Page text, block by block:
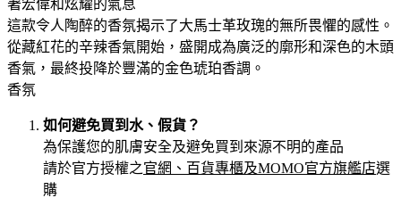
著宏偉和炫耀的氣息
這款令人陶醉的香氛揭示了大馬士革玫瑰的無所畏懼的感性。
從藏紅花的辛辣香氣開始，盛開成為廣泛的廓形和深色的木頭
香氣，最終投降於豐滿的金色琥珀香調。
香氛
如何避免買到水、假貨？
為保護您的肌膚安全及避免買到來源不明的產品
請於官方授權之官網、百貨專櫃及MOMO官方旗艦店選
購